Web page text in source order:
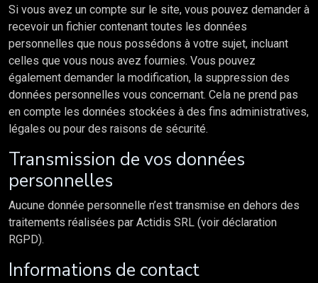
Si vous avez un compte sur le site, vous pouvez demander à
recevoir un fichier contenant toutes les données
personnelles que nous possédons à votre sujet, incluant
celles que vous nous avez fournies. Vous pouvez
également demander la modification, la suppression des
données personnelles vous concernant. Cela ne prend pas
en compte les données stockées à des fins administratives,
légales ou pour des raisons de sécurité.
Transmission de vos données
personnelles
Aucune donnée personnelle n’est transmise en dehors des
traitements réalisées par Actidis SRL (voir déclaration
RGPD).
Informations de contact